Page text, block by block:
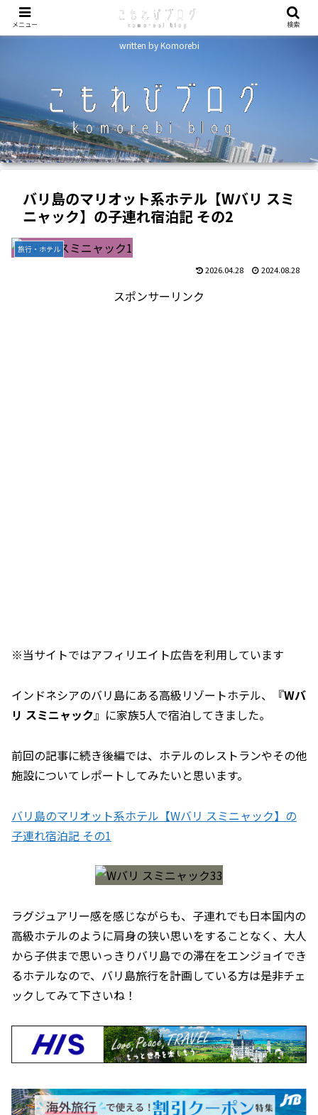
written by Komorebi
バリ島のマリオット系ホテル【Wバリ スミ
ニャック】の子連れ宿泊記 その2
旅行・ホテル
2026.04.28 2024.08.28
スポンサーリンク
※当サイトではアフィリエイト広告を利用しています
インドネシアのバリ島にある高級リゾートホテル、『Wバ
リ スミニャック』に家族5人で宿泊してきました。
前回の記事に続き後編では、ホテルのレストランやその他
施設についてレポートしてみたいと思います。
バリ島のマリオット系ホテル【Wバリ スミニャック】の
子連れ宿泊記 その1
ラグジュアリー感を感じながらも、子連れでも日本国内の
高級ホテルのように肩身の狭い思いをすることなく、大人
から子供まで思いっきりバリ島での滞在をエンジョイでき
るホテルなので、バリ島旅行を計画している方は是非チェ
ックしてみて下さいね！
メニュー 検索